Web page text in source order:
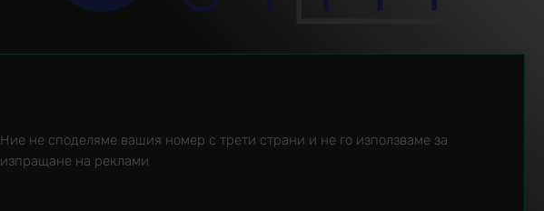
Ние не споделяме вашия номер с трети страни и не го използваме за
изпращане на реклами